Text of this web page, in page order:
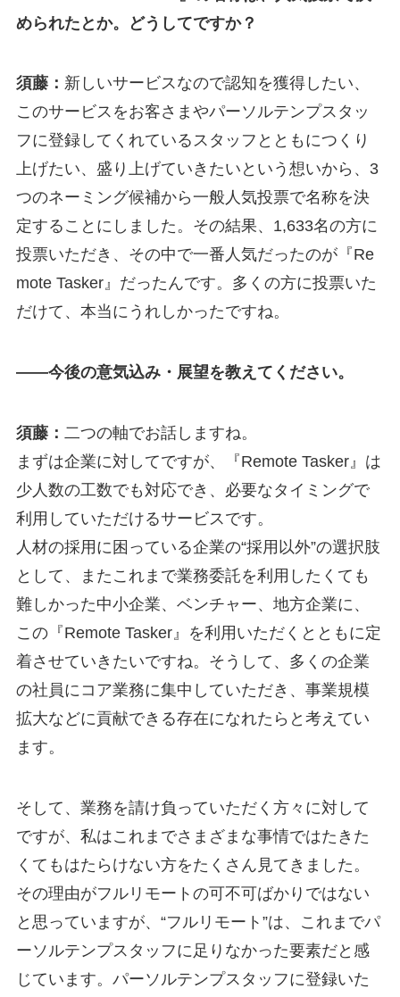
められたとか。どうしてですか？
須藤： 新しいサービスなので認知を獲得したい、
このサービスをお客さまやパーソルテンプスタッ
フに登録してくれているスタッフとともにつくり
上げたい、盛り上げていきたいという想いから、3
つのネーミング候補から一般人気投票で名称を決
定することにしました。その結果、1,633名の方に
投票いただき、その中で一番人気だったのが『Re
mote Tasker』だったんです。多くの方に投票いた
だけて、本当にうれしかったですね。
——今後の意気込み・展望を教えてください。
須藤： 二つの軸でお話しますね。
まずは企業に対してですが、『Remote Tasker』は
少人数の工数でも対応でき、必要なタイミングで
利用していただけるサービスです。
人材の採用に困っている企業の“採用以外”の選択肢
として、またこれまで業務委託を利用したくても
難しかった中小企業、ベンチャー、地方企業に、
この『Remote Tasker』を利用いただくとともに定
着させていきたいですね。そうして、多くの企業
の社員にコア業務に集中していただき、事業規模
拡大などに貢献できる存在になれたらと考えてい
ます。
そして、業務を請け負っていただく方々に対して
ですが、私はこれまでさまざまな事情ではたきた
くてもはたらけない方をたくさん見てきました。
その理由がフルリモートの可不可ばかりではない
と思っていますが、“フルリモート”は、これまでパ
ーソルテンプスタッフに足りなかった要素だと感
じています。パーソルテンプスタッフに登録いた